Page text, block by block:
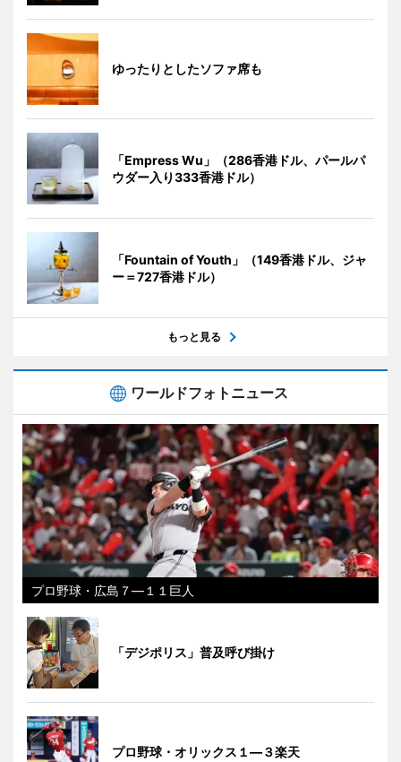
ゆったりとしたソファ席も
「Empress Wu」（286香港ドル、パールパ
ウダー入り333香港ドル）
「Fountain of Youth」（149香港ドル、ジャ
ー＝727香港ドル）
もっと見る
ワールドフォトニュース
プロ野球・広島７―１１巨人
「デジポリス」普及呼び掛け
プロ野球・オリックス１―３楽天